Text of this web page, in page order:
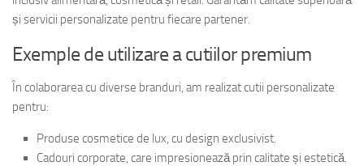
și servicii personalizate pentru fiecare partener.
Exemple de utilizare a cutiilor premium
În colaborarea cu diverse branduri, am realizat cutii personalizate
pentru:
Produse cosmetice de lux, cu design exclusivist.
Cadouri corporate, care impresionează prin calitate și estetică.